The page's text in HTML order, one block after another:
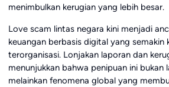
menimbulkan kerugian yang lebih besar.
Love scam lintas negara kini menjadi
keuangan berbasis digital yang semakin
terorganisasi. Lonjakan laporan dan
menunjukkan bahwa penipuan ini bukan
melainkan fenomena global yang